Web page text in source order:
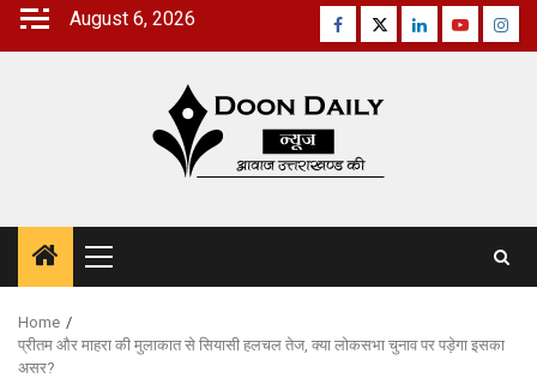
Skip
August 6, 2026 Facebook
TwitterLinkedinYoutube
Primary
Menu
Home
प्रीतम और माहरा की मुलाकात से सियासी हलचल तेज, क्या लोकसभा चुनाव पर पड़ेगा इसका
असर?